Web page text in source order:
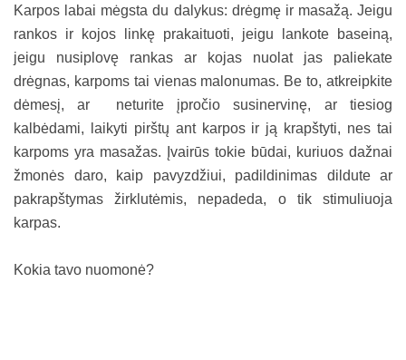
Karpos labai mėgsta du dalykus: drėgmę ir masažą. Jeigu
rankos ir kojos linkę prakaituoti, jeigu lankote baseiną,
jeigu nusiplovę rankas ar kojas nuolat jas paliekate
drėgnas, karpoms tai vienas malonumas. Be to, atkreipkite
dėmesį, ar neturite įpročio susinervinę, ar tiesiog
kalbėdami, laikyti pirštų ant karpos ir ją krapštyti, nes tai
karpoms yra masažas. Įvairūs tokie būdai, kuriuos dažnai
žmonės daro, kaip pavyzdžiui, padildinimas dildute ar
pakrapštymas žirklutėmis, nepadeda, o tik stimuliuoja
karpas.
Kokia tavo nuomonė?